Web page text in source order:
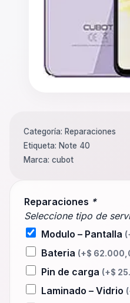
Reparaciones *
Seleccione tipo de
Modulo – Pantalla
Bateria (+$
Pin de carga (+$
Laminado – Vidrio
Categoría: Reparaciones
Etiqueta: Note 40
Marca: cubot